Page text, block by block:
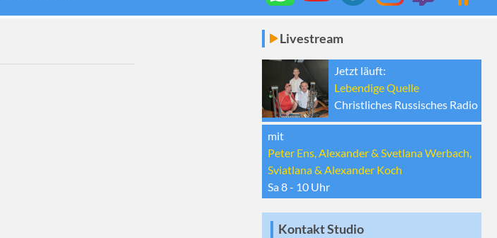
Livestream
Jetzt läuft:
Lebendige Quelle
Christliches Russisches Radio
mit
Peter Ens, Alexander & Svetlana Werbach,
Sviatlana & Alexander Koch
Sa 8 - 10 Uhr
Kontakt Studio